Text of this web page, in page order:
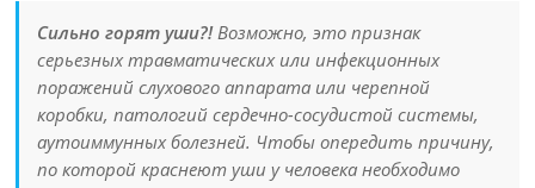
Сильно горят уши?!Возможно, это признак
серьезных травматических или инфекционных
поражений слухового аппарата или черепной
коробки, патологий сердечно-сосудистой системы,
аутоиммунных болезней. Чтобы опередить причину,
по которой краснеют уши у человека необходимо